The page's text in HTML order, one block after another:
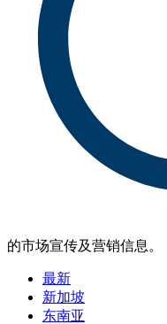
的市场宣传及营销信息。
最新
新加坡
东南亚